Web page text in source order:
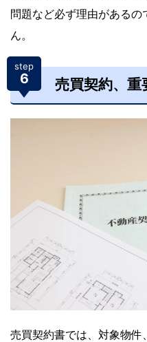
問題など必ず理由がある
ん。
step
6 売買契約、重
売買契約書では、対象物件